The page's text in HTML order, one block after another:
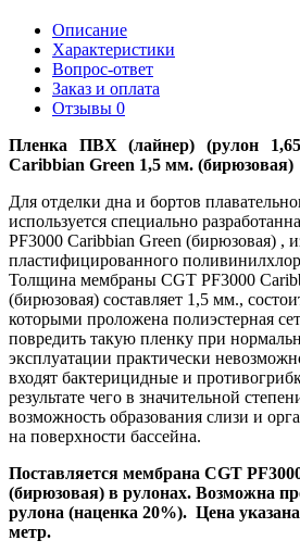
Описание
Характеристики
Вопрос-ответ
Заказ и оплата
Отзывы 0
Пленка ПВХ (лайнер) (рулон
Caribbian Green 1,5 мм. (бирюзовая)
Для отделки дна и бортов
используется специально
PF3000 Caribbian Green (бирюзовая) ,
пластифицированного
Толщина мембраны CGT PF3000
(бирюзовая) составляет 1,5 мм.,
которыми проложена полиэстерная
повредить такую пленку при
эксплуатации практически
входят бактерицидные и
результате чего в значительной
возможность образования слизи и
на поверхности бассейна.
Поставляется мембрана CGT
(бирюзовая) в рулонах. Возможна
рулона (наценка 20%). Цена
метр.